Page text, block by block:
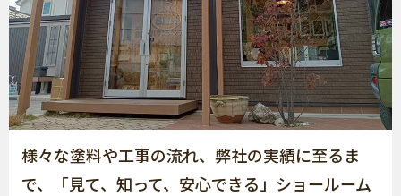
様々な塗料や工事の流れ、弊社の実績に至るま
で、「見て、知って、安心できる」ショールーム